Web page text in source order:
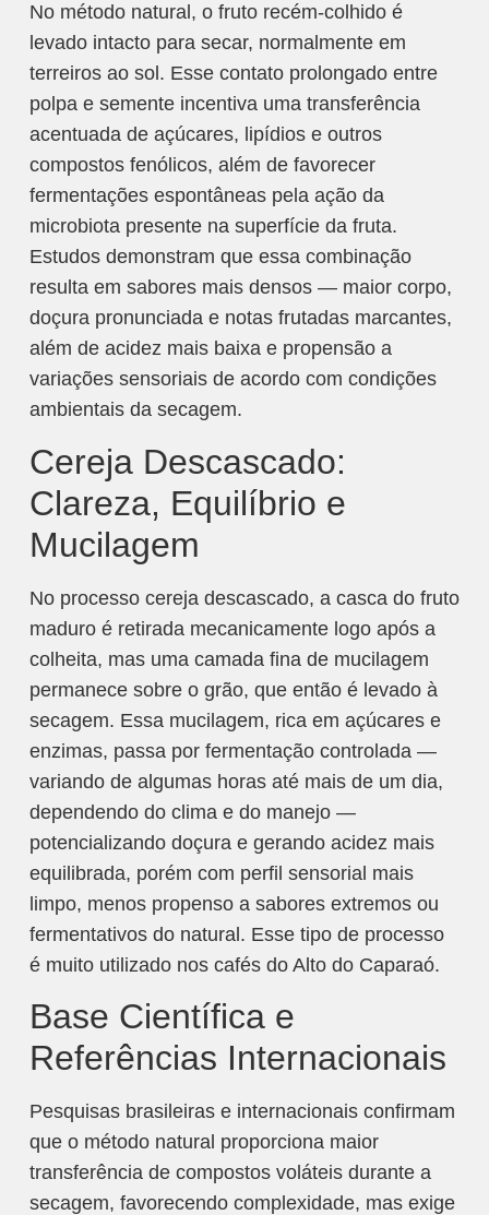
No método natural, o fruto recém-colhido é
levado intacto para secar, normalmente em
terreiros ao sol. Esse contato prolongado entre
polpa e semente incentiva uma transferência
acentuada de açúcares, lipídios e outros
compostos fenólicos, além de favorecer
fermentações espontâneas pela ação da
microbiota presente na superfície da fruta.
Estudos demonstram que essa combinação
resulta em sabores mais densos — maior corpo,
doçura pronunciada e notas frutadas marcantes,
além de acidez mais baixa e propensão a
variações sensoriais de acordo com condições
ambientais da secagem.​
Cereja Descascado:
Clareza, Equilíbrio e
Mucilagem
No processo cereja descascado, a casca do fruto
maduro é retirada mecanicamente logo após a
colheita, mas uma camada fina de mucilagem
permanece sobre o grão, que então é levado à
secagem. Essa mucilagem, rica em açúcares e
enzimas, passa por fermentação controlada —
variando de algumas horas até mais de um dia,
dependendo do clima e do manejo —
potencializando doçura e gerando acidez mais
equilibrada, porém com perfil sensorial mais
limpo, menos propenso a sabores extremos ou
fermentativos do natural.​ Esse tipo de processo
é muito utilizado nos cafés do Alto do Caparaó.
Base Científica e
Referências Internacionais
Pesquisas brasileiras e internacionais confirmam
que o método natural proporciona maior
transferência de compostos voláteis durante a
secagem, favorecendo complexidade, mas exige